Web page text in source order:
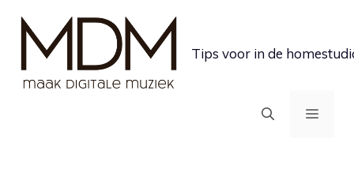
inhoud
Tips voor in de
MENU